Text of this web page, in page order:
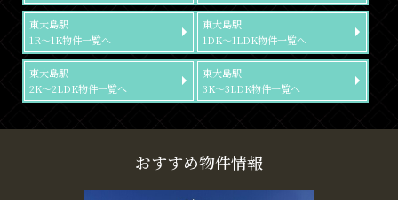
東大島駅
1R～1K物件一覧へ
東大島駅
1DK～1LDK物件一覧へ
東大島駅
2K～2LDK物件一覧へ
東大島駅
3K～3LDK物件一覧へ
おすすめ物件情報